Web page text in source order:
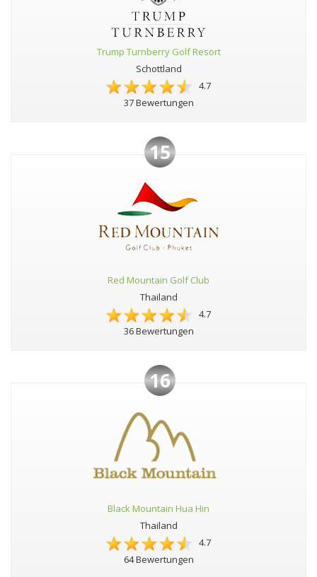
Trump Turnberry Golf Resort
Schottland
4.7
37 Bewertungen
15
Red Mountain Golf Club
Thailand
4.7
36 Bewertungen
16
Black Mountain Hua Hin
Thailand
4.7
64 Bewertungen